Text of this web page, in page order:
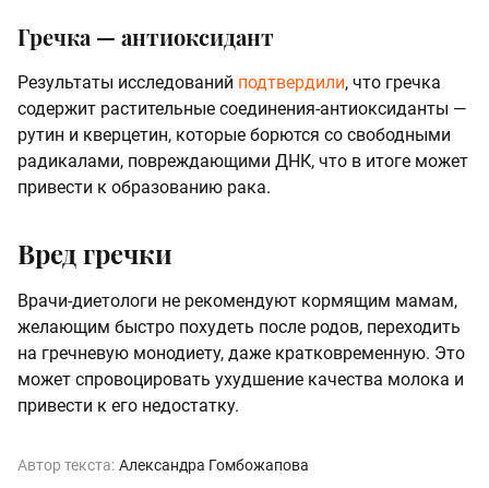
Гречка — антиоксидант
Результаты исследований подтвердили, что гречка
содержит растительные соединения-антиоксиданты —
рутин и кверцетин, которые борются со свободными
радикалами, повреждающими ДНК, что в итоге может
привести к образованию рака.
Вред гречки
Врачи-диетологи не рекомендуют кормящим мамам,
желающим быстро похудеть после родов, переходить
на гречневую монодиету, даже кратковременную. Это
может спровоцировать ухудшение качества молока и
привести к его недостатку.
Автор текста: Александра Гомбожапова